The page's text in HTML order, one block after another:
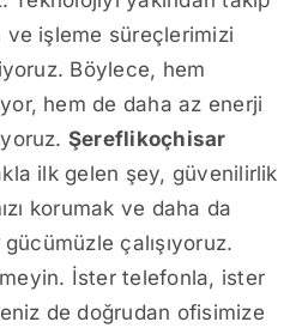
ve işleme süreçlerimizi
Böylece, hem
hem de daha az enerji
Şereflikoçhisar
ilk gelen şey, güvenilirlik
korumak ve daha da
çalışıyoruz.
İster telefonla, ister
de doğrudan ofisimize